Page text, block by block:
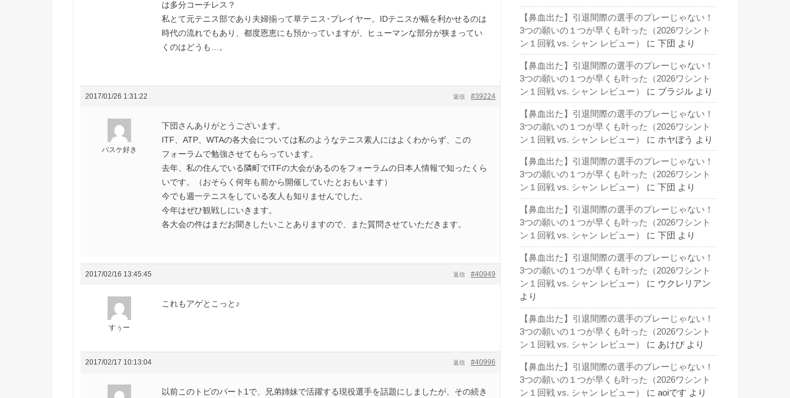
は多分コーチレス？
私とて元テニス部であり夫婦揃って草テニス･プレイヤー。IDテニスが幅を利かせるのは
時代の流れでもあり、都度恩恵にも預かっていますが、ヒューマンな部分が狭まってい
くのはどうも…。
2017/01/26 1:31:22 #39224
返信
バスケ好き
下団さんありがとうございます。
ITF、ATP、WTAの各大会については私のようなテニス素人にはよくわからず、この
フォーラムで勉強させてもらっています。
去年、私の住んでいる隣町でITFの大会があるのをフォーラムの日本人情報で知ったくら
いです。（おそらく何年も前から開催していたとおもいます）
今でも週一テニスをしている友人も知りませんでした。
今年はぜひ観戦しにいきます。
各大会の件はまだお聞きしたいことありますので、また質問させていただきます。
2017/02/16 13:45:45 #40949
返信
すぅー
これもアゲとこっと♪
2017/02/17 10:13:04 #40996
返信
以前このトピのパート1で、兄弟姉妹で活躍する現役選手を話題にしましたが、その続き
【鼻血出た】引退間際の選手のプレーじゃない！
3つの願いの１つが早くも叶った（2026ワシント
ン１回戦 vs. シャン レビュー）
に 下団 より
【鼻血出た】引退間際の選手のプレーじゃない！
3つの願いの１つが早くも叶った（2026ワシント
ン１回戦 vs. シャン レビュー）
に ブラジル より
【鼻血出た】引退間際の選手のプレーじゃない！
3つの願いの１つが早くも叶った（2026ワシント
ン１回戦 vs. シャン レビュー）
に ホヤぼう より
【鼻血出た】引退間際の選手のプレーじゃない！
3つの願いの１つが早くも叶った（2026ワシント
ン１回戦 vs. シャン レビュー）
に 下団 より
【鼻血出た】引退間際の選手のプレーじゃない！
3つの願いの１つが早くも叶った（2026ワシント
ン１回戦 vs. シャン レビュー）
に 下団 より
【鼻血出た】引退間際の選手のプレーじゃない！
3つの願いの１つが早くも叶った（2026ワシント
ン１回戦 vs. シャン レビュー）
に ウクレリアン
より
【鼻血出た】引退間際の選手のプレーじゃない！
3つの願いの１つが早くも叶った（2026ワシント
ン１回戦 vs. シャン レビュー）
に あけび より
【鼻血出た】引退間際の選手のプレーじゃない！
3つの願いの１つが早くも叶った（2026ワシント
ン１回戦 vs. シャン レビュー）
に aoiです より